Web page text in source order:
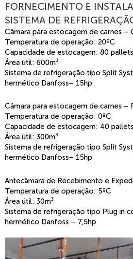
FORNECIMENTO E
SISTEMA DE
Câmara para estocagem de carnes –
Temperatura de operação: 20ºC
Capacidade de estocagem: 80
Área útil: 600m³
Sistema de refrigeração tipo Split
hermético Danfoss– 15hp
Câmara para estocagem de carnes –
Temperatura de operação: 0ºC
Capacidade de estocagem: 40
Área útil: 300m³
Sistema de refrigeração tipo Split
hermético Danfoss– 15hp
Antecâmara de Recebimento e
Temperatura de operação: 5ºC
Área útil: 30m³
Sistema de refrigeração tipo Plug in
hermético Danfoss – 7,5hp